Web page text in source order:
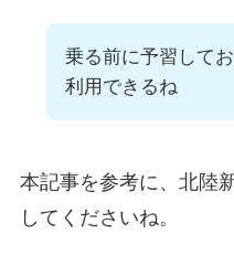
乗る前に予習して
利用できるね
本記事を参考に、北陸
してくださいね。